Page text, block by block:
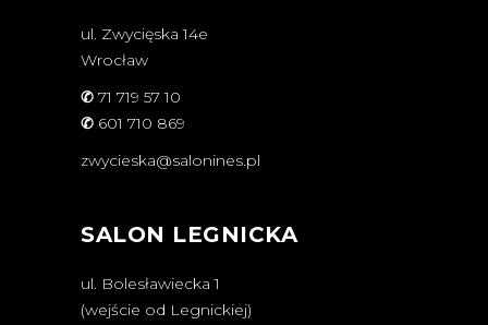
ul. Zwycięska 14e
Wrocław
✆ 71 719 57 10
✆ 601 710 869
zwycieska@salonines.pl
SALON LEGNICKA
ul. Bolesławiecka 1
(wejście od Legnickiej)